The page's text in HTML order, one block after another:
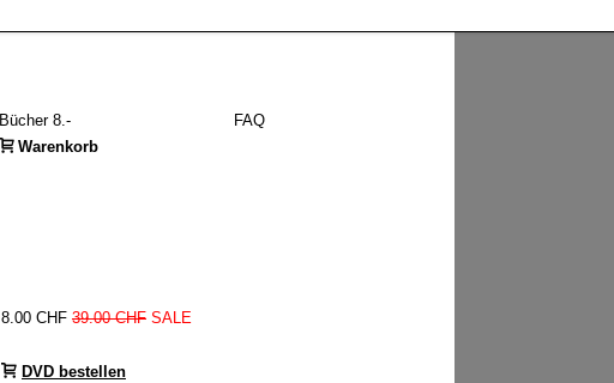
Bücher 8.-
FAQ
Warenkorb
8.00 CHF 39.00 CHF SALE
DVD bestellen